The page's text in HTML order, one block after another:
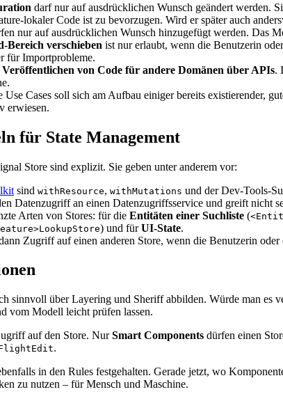
darf nur auf ausdrücklichen Wunsch geändert werden.
lokaler Code ist zu bevorzugen. Wird er später auch
nur auf ausdrücklichen Wunsch hinzugefügt werden. Das
Bereich verschieben ist nur erlaubt, wenn die Benutzerin
für Importprobleme.
Veröffentlichen von Code für andere Domänen über APIs.
Use Cases soll sich am Aufbau einiger bereits existierender,
erwiesen.
für State Management
Store sind explizit. Sie geben unter anderem vor:
sind withResource, withMutations und der Dev-Tools-
Datenzugriff an einen Datenzugriffsservice und greift nicht
Arten von Stores: für die Entitäten einer Suchliste (
) und fürUI-State.
Zugriff auf einen anderen Store, wenn die Benutzerin oder
sinnvoll über Layering und Sheriff abbilden. Würde man
vom Modell leicht prüfen lassen.
auf den Store. NurSmart Components dürfen einen
.
in den Rules festgehalten. Gerade jetzt, wo
zu nutzen – für Mensch und Maschine.